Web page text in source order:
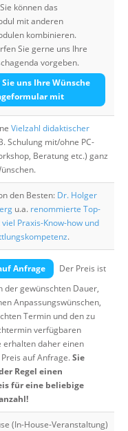
können das
mit anderen
kombinieren.
Sie gerne uns Ihre
vorgeben.
uns Ihre Wünsche
mit
Vielzahl didaktischer
Schulung mit/ohne PC-
Beratung etc.) ganz
den Besten: Dr. Holger
u.a. renommierte Top-
Praxis-Know-how und
.
Anfrage
Der Preis ist
der gewünschten Dauer,
Anpassungswünschen,
Termin und den zu
verfügbaren
erhalten daher einen
auf Anfrage.Sie
Regel einen
für eine beliebige
(In-House-Veranstaltung)